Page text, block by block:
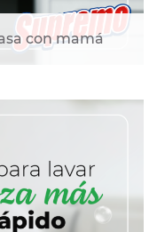
con mamá